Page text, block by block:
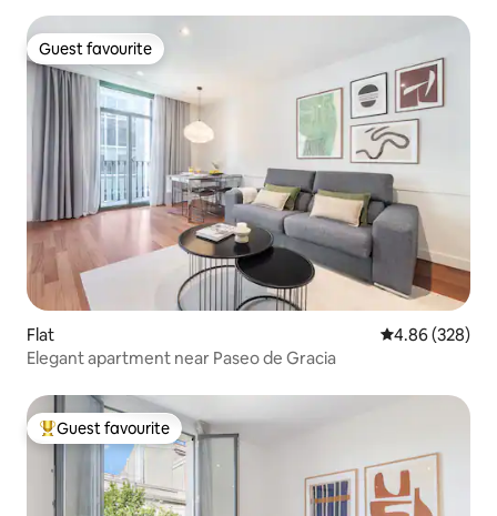
Guest favourite
Guest favourite
Flat 4.86 out of 5
4.86 (328)
Elegant apartment near Paseo de Gracia
Top guest favourite
Guest favourite